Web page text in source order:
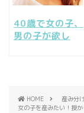
40歳で女の子、
男の子が欲し
HOME
産み分
女の子を産みたい！授